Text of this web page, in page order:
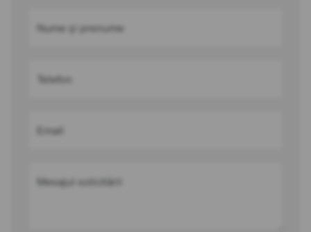
Nume și prenume
Telefon
Email
Mesajul solicitării